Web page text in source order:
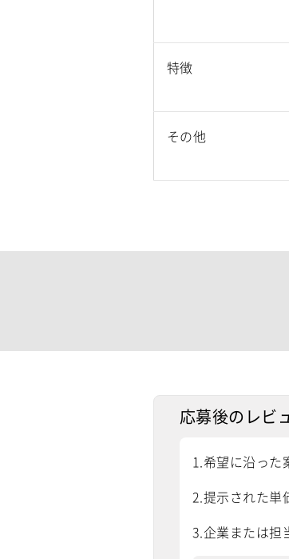
特徴
その他
応募後のレビ
1.希望に沿った
2.提示された単
3.企業または担